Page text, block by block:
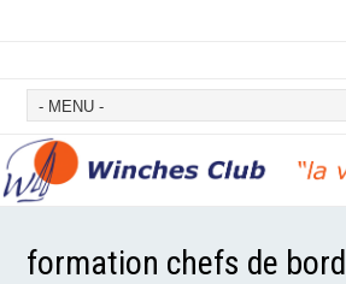
formation chefs de bord